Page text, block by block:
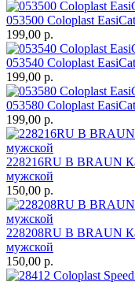
053500 Coloplast
199,00 р.
053540 Coloplast
199,00 р.
053580 Coloplast
199,00 р.
228216RU B BRAUN
мужской
150,00 р.
228208RU B BRAUN
мужской
150,00 р.